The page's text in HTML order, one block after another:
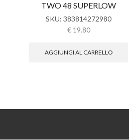
TWO 48 SUPERLOW
SKU:383814272980
€19.80
AGGIUNGI AL CARRELLO